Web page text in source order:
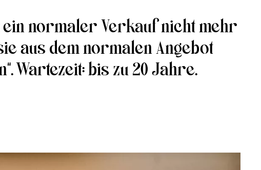
normaler Verkauf nicht mehr
aus dem normalen Angebot
Wartezeit: bis zu 20 Jahre.